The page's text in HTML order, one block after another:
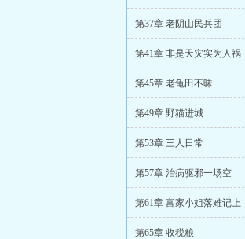
第37章 老阴山民兵团
第41章 非是天灾实为人祸
第45章 老龟田不昧
第49章 野猫进城
第53章 三人日常
第57章 治病驱邪一场空
第61章 富家小姐落难记上
第65章 收税粮